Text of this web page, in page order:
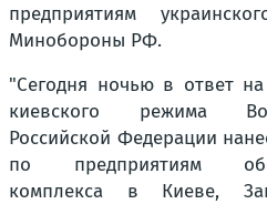
предприятиям
Минобороны РФ.
"Сегодня ночью в ответ на
киевского режима
Российской Федерации
по предприятиям
комплекса в Киеве,